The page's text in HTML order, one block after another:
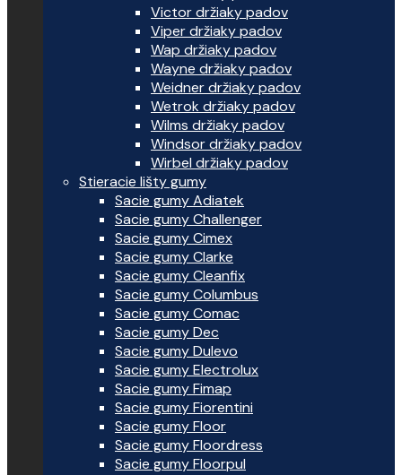
Victor držiaky padov
Viper držiaky padov
Wap držiaky padov
Wayne držiaky padov
Weidner držiaky padov
Wetrok držiaky padov
Wilms držiaky padov
Windsor držiaky padov
Wirbel držiaky padov
Stieracie lišty gumy
Sacie gumy Adiatek
Sacie gumy Challenger
Sacie gumy Cimex
Sacie gumy Clarke
Sacie gumy Cleanfix
Sacie gumy Columbus
Sacie gumy Comac
Sacie gumy Dec
Sacie gumy Dulevo
Sacie gumy Electrolux
Sacie gumy Fimap
Sacie gumy Fiorentini
Sacie gumy Floor
Sacie gumy Floordress
Sacie gumy Floorpul